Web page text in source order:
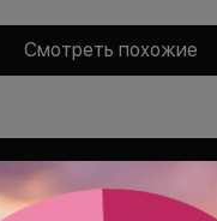
Смотреть похожие